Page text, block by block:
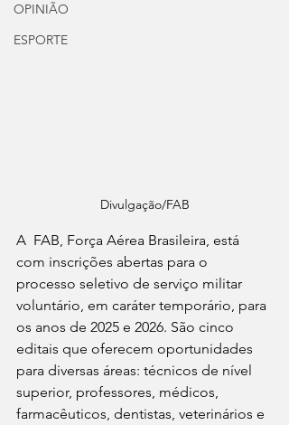
OPINIÃO
ESPORTE
Divulgação/FAB
A  FAB, Força Aérea Brasileira, está
com inscrições abertas para o
processo seletivo de serviço militar
voluntário, em caráter temporário, para
os anos de 2025 e 2026. São cinco
editais que oferecem oportunidades
para diversas áreas: técnicos de nível
superior, professores, médicos,
farmacêuticos, dentistas, veterinários e